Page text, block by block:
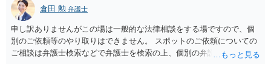
倉田 勲 弁護士
申し訳ありませんがこの場は一般的な法律相談をする場ですので、個
別のご依頼等のやり取りはできません。 スポットのご依頼についての
ご相談は弁護士検索などで弁護士を検索の上、個別の弁護士にご連絡